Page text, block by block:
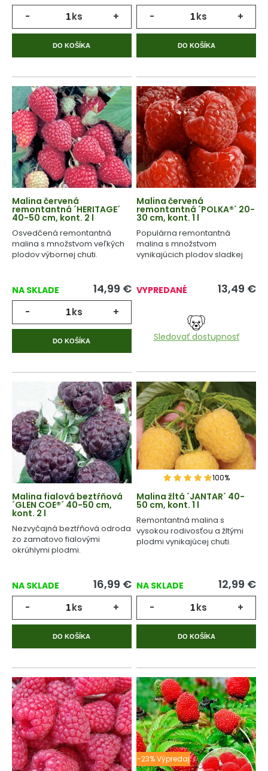
- ks +
DO KOŠÍKA
- ks +
DO KOŠÍKA
Malina červená
remontantná ´HERITAGE´
40-50 cm, kont. 2 l
Osvedčená remontantná
malina s množstvom veľkých
plodov výbornej chuti.
NA SKLADE 14,99 €
- ks +
DO KOŠÍKA
Malina červená
remontantná ´POLKA®´ 20-
30 cm, kont. 1 l
Populárna remontantná
malina s množstvom
vynikajúcich plodov sladkej
VYPREDANÉ 13,49 €
Sledovať dostupnosť
Malina fialová beztŕňová
´GLEN COE®´ 40-50 cm,
kont. 2 l
Nezvyčajná beztŕňová odroda
zo zamatovo fialovými
okrúhlymi plodmi.
NA SKLADE 16,99 €
- ks +
DO KOŠÍKA
100%
Malina žltá ´JANTAR´ 40-
50 cm, kont. 1 l
Remontantná malina s
vysokou rodivosťou a žltými
plodmi vynikajúcej chuti.
NA SKLADE 12,99 €
- ks +
DO KOŠÍKA
-23% Výpredaj